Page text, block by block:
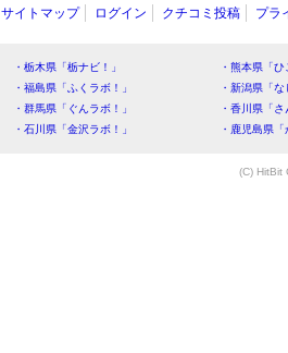
サイトマップ ログイン クチコミ投稿 プラ
・栃木県「栃ナビ！」
・熊本県「
・福島県「ふくラボ！」
・新潟県「
・群馬県「ぐんラボ！」
・香川県「
・石川県「金沢ラボ！」
・鹿児島県
(C) HitBit